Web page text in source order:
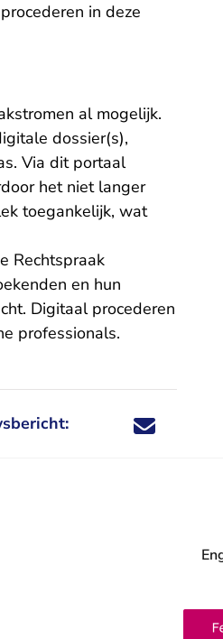
in deze
al mogelijk.
dossier(s),
Via dit portaal
het niet langer
toegankelijk, wat
Rechtspraak
en hun
Digitaal procederen
professionals.
Deel dit
Deel dit
Deel dit
Deel dit